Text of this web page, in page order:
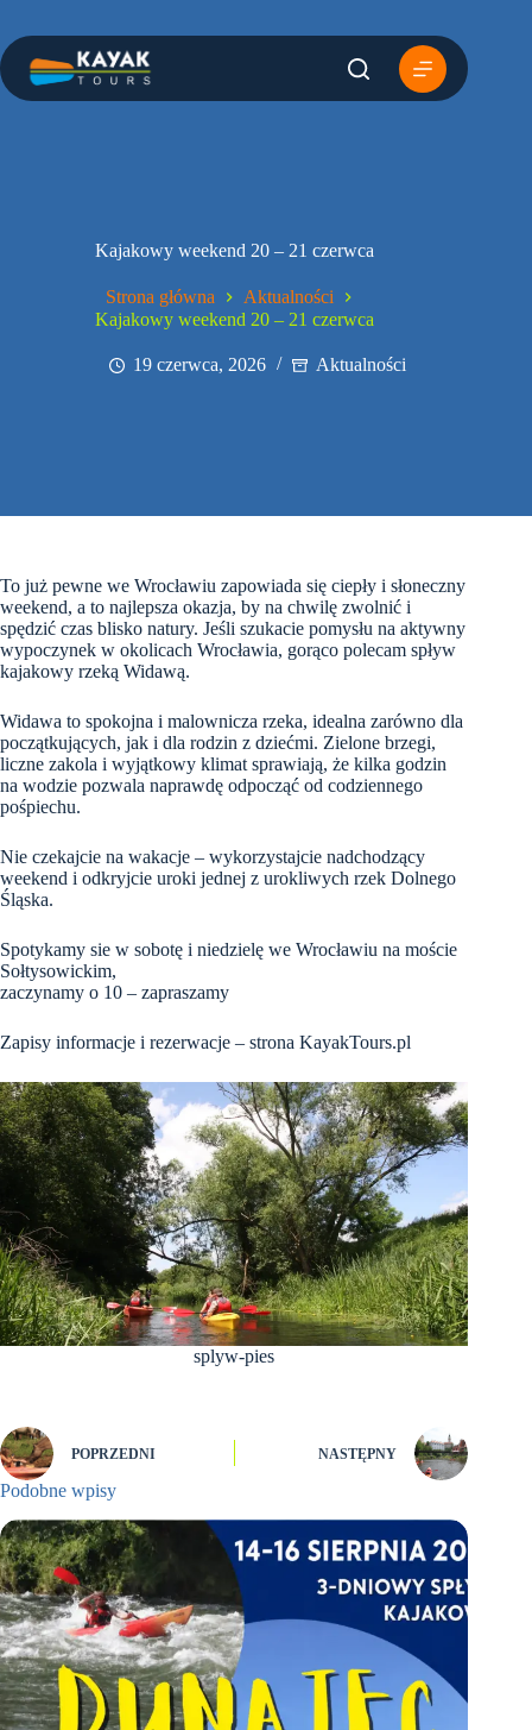
treści
Kajakowy weekend 20 – 21 czerwca
Strona główna
Aktualności
Kajakowy weekend 20 – 21 czerwca
19 czerwca, 2026 Aktualności
To już pewne we Wrocławiu zapowiada się ciepły i słoneczny
weekend, a to najlepsza okazja, by na chwilę zwolnić i
spędzić czas blisko natury. Jeśli szukacie pomysłu na aktywny
wypoczynek w okolicach Wrocławia, gorąco polecam spływ
kajakowy rzeką Widawą.
Widawa to spokojna i malownicza rzeka, idealna zarówno dla
początkujących, jak i dla rodzin z dziećmi. Zielone brzegi,
liczne zakola i wyjątkowy klimat sprawiają, że kilka godzin
na wodzie pozwala naprawdę odpocząć od codziennego
pośpiechu.
Nie czekajcie na wakacje – wykorzystajcie nadchodzący
weekend i odkryjcie uroki jednej z urokliwych rzek Dolnego
Śląska.
Spotykamy sie w sobotę i niedzielę we Wrocławiu na moście
Sołtysowickim,
zaczynamy o 10 – zapraszamy
Zapisy informacje i rezerwacje – strona KayakTours.pl
splyw-pies
POPRZEDNI NASTĘPNY
Podobne wpisy